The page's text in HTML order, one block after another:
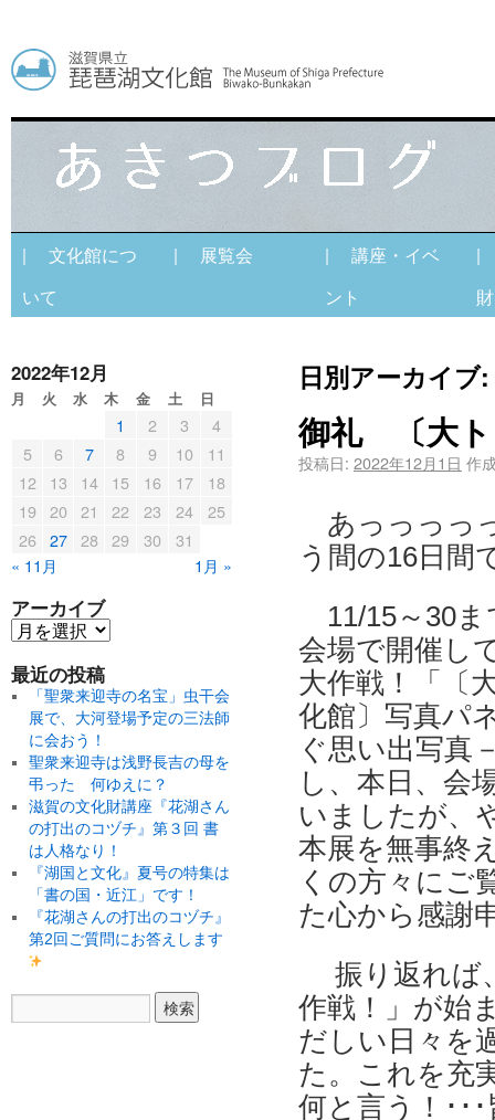
| 文化館につ
いて
| 展覧会
| 講座・イベ
ント
|
財
日別アーカイブ:
御礼 〔大ト
投稿日: 2022年12月1日 作
あっっっっ
う間の16日間
11/15～30ま
会場で開催し
大作戦！「〔
化館〕写真パ
ぐ思い出写真
し、本日、会
いましたが、
本展を無事終
くの方々にご
た心から感謝
振り返れば
作戦！」が始
だしい日々を
た。これを充
何と言う！･･
2022年12月
月 火 水 木 金 土 日
« 11月 1月 »
1 2 3
4
5
6 7 8 9 10
11
12
13 14 15 16 17
18
19
20 21 22 23 24
25
26
27 28 29 30 31
アーカイブ
最近の投稿
「聖衆来迎寺の名宝」虫干会
展で、大河登場予定の三法師
に会おう！
聖衆来迎寺は浅野長吉の母を
弔った 何ゆえに？
滋賀の文化財講座『花湖さん
の打出のコヅチ』第３回 書
は人格なり！
『湖国と文化』夏号の特集は
「書の国・近江」です！
『花湖さんの打出のコヅチ』
第2回ご質問にお答えします